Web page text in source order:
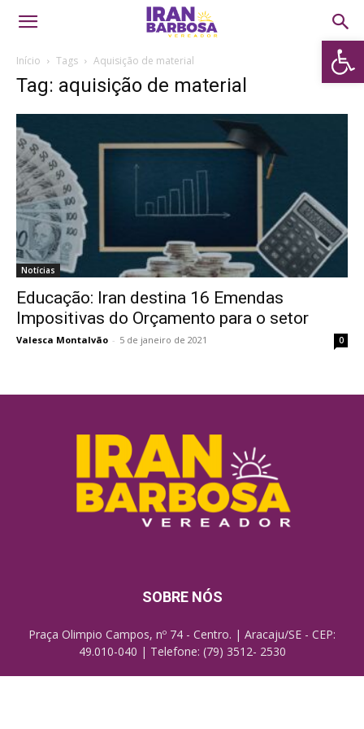
Abrir
Início Tags Aquisição de material
Tag: aquisição de material
Notícias
Educação: Iran destina 16 Emendas
Impositivas do Orçamento para o setor
Valesca Montalvão - 5 de janeiro de 2021 0
SOBRE NÓS
Praça Olimpio Campos, nº 74 - Centro. | Aracaju/SE - CEP:
49.010-040 | Telefone: (79) 3512- 2530